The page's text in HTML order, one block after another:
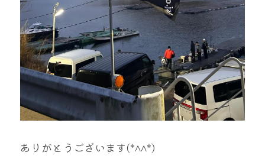
ありがとうございます(*^^*)